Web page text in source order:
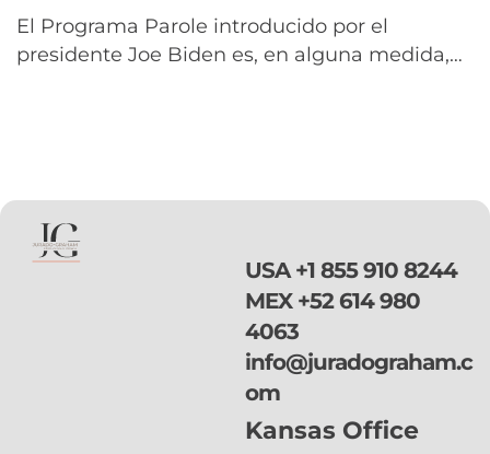
El Programa Parole introducido por el
presidente Joe Biden es, en alguna medida,
sus enormes esperanzas, no podrán
beneficiarse de este programa debido a
ciertos impedimentos en su […]
USA +1 855 910 8244
MEX +52 614 980
4063
info@juradograham.c
om
Kansas Office